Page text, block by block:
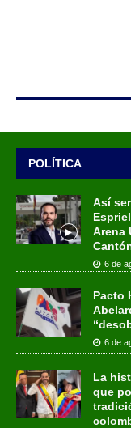
POLÍTICA
Así
Arena
6 de
Pacto
6 de
La
que